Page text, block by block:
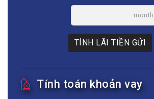
month
TÍNH LÃI TIỀN GỬI
Tính toán khoản vay